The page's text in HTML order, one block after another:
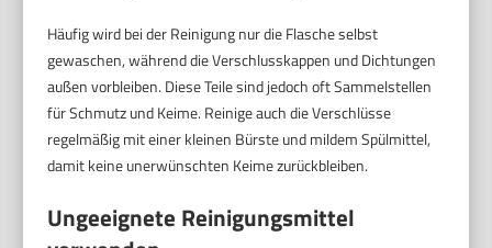
Häufig wird bei der Reinigung nur die Flasche selbst
gewaschen, während die Verschlusskappen und Dichtungen
außen vorbleiben. Diese Teile sind jedoch oft Sammelstellen
für Schmutz und Keime. Reinige auch die Verschlüsse
regelmäßig mit einer kleinen Bürste und mildem Spülmittel,
damit keine unerwünschten Keime zurückbleiben.
Ungeeignete Reinigungsmittel